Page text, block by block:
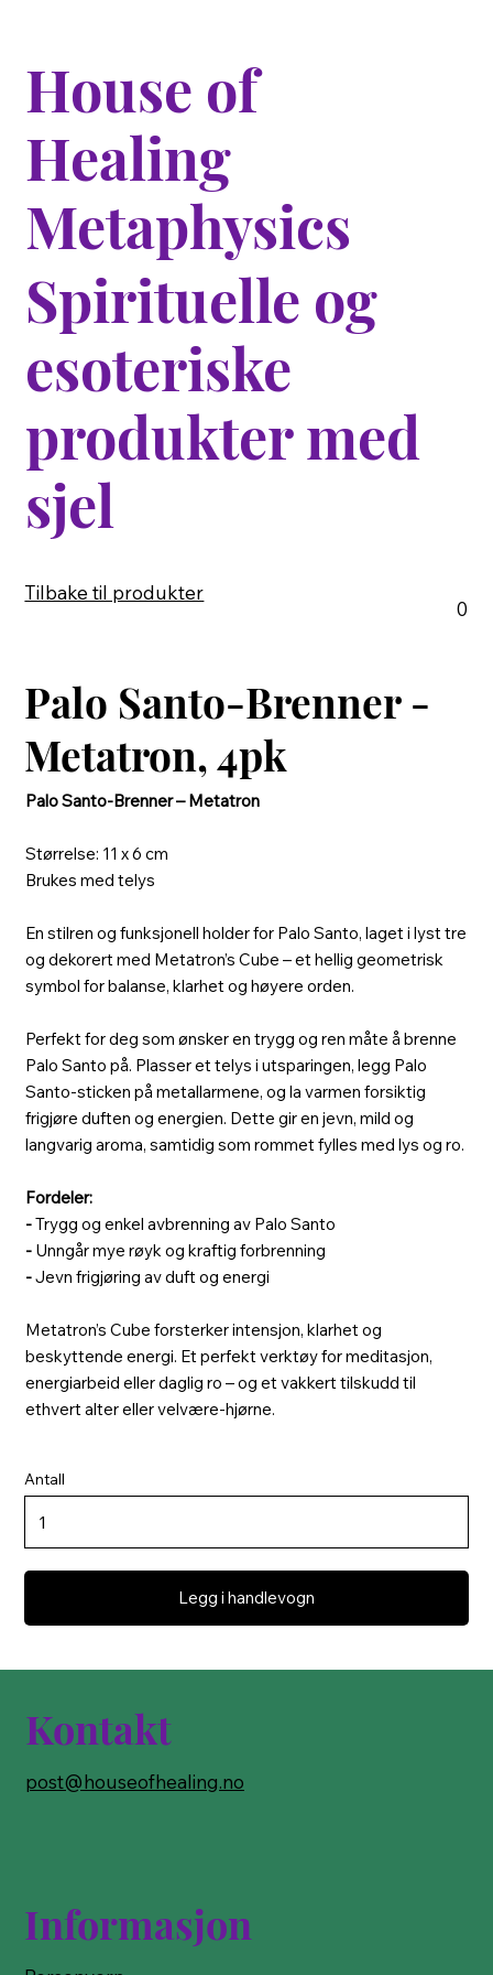
House of
Healing
Metaphysics
Spirituelle og
esoteriske
produkter med
sjel
Tilbake til produkter
0
Palo Santo-Brenner -
Metatron, 4pk
Palo Santo-Brenner – Metatron
Størrelse: 11 x 6 cm
Brukes med telys
En stilren og funksjonell holder for Palo Santo, laget i lyst tre
og dekorert med Metatron’s Cube – et hellig geometrisk
symbol for balanse, klarhet og høyere orden.
Perfekt for deg som ønsker en trygg og ren måte å brenne
Palo Santo på. Plasser et telys i utsparingen, legg Palo
Santo-sticken på metallarmene, og la varmen forsiktig
frigjøre duften og energien. Dette gir en jevn, mild og
langvarig aroma, samtidig som rommet fylles med lys og ro.
Fordeler:
-Trygg og enkel avbrenning av Palo Santo
-Unngår mye røyk og kraftig forbrenning
-Jevn frigjøring av duft og energi
Metatron’s Cube forsterker intensjon, klarhet og
beskyttende energi. Et perfekt verktøy for meditasjon,
energiarbeid eller daglig ro – og et vakkert tilskudd til
ethvert alter eller velvære-hjørne.
Antall
Legg i handlevogn
Kontakt
post@houseofhealing.no
Informasjon